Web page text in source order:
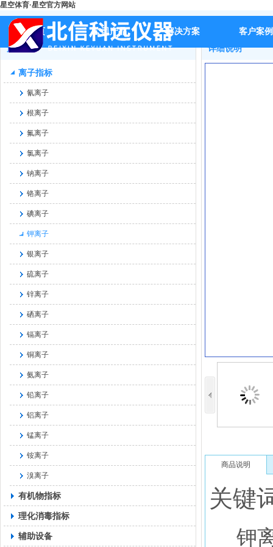
星空体育·星空官方网站
首页 公司产品 解决方案 客户案例
首页 >> 产品 >> 离子指标 >> 钾离子 >>
产品
离子指标
氰离子
根离子
氟离子
氯离子
钠离子
铬离子
碘离子
钾离子
银离子
硫离子
锌离子
硒离子
镉离子
铜离子
氨离子
铅离子
铝离子
锰离子
铵离子
溴离子
有机物指标
理化消毒指标
辅助设备
详细说明
商品说明
关键
钾